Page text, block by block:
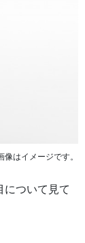
像はイメージです。
について見て